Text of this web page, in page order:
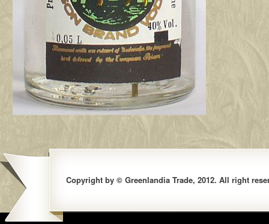
Copyright by © Greenlandia Trade, 2012. All right